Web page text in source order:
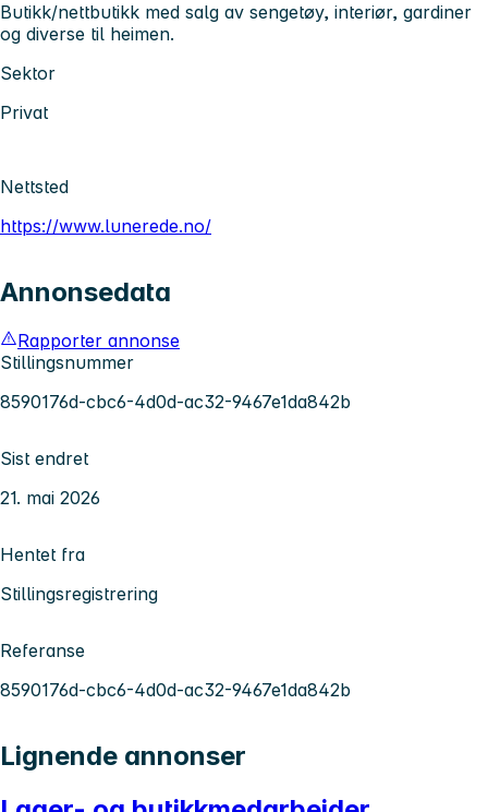
Butikk/nettbutikk med salg av sengetøy, interiør, gardiner
og diverse til heimen.
Sektor
Privat
Nettsted
https://www.lunerede.no/
Annonsedata
Rapporter annonse
Stillingsnummer
8590176d-cbc6-4d0d-ac32-9467e1da842b
Sist endret
21. mai 2026
Hentet fra
Stillingsregistrering
Referanse
8590176d-cbc6-4d0d-ac32-9467e1da842b
Lignende annonser